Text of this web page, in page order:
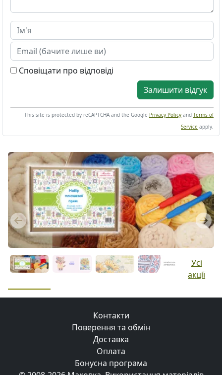
Сповіщати про відповіді
Залишити відгук
This site is protected by reCAPTCHA and the Google Privacy Policy and Terms of
Service apply.
Previous Next
Усі
акції
Контакти
Поверення та обмін
Доставка
Оплата
Бонусна програма